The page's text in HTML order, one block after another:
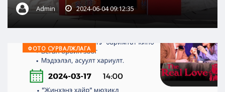
Admin 2024-06-04 09:12:35
ФОТО СУРВАЛЖЛАГА